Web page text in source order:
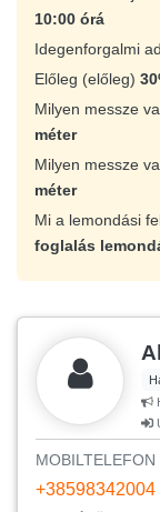
10:00 órá
Idegenforgalmi
Előleg (előleg)
Milyen messze
méter
Milyen messze
méter
Mi a lemondási
foglalás
MOBILTELEFON
+38598342004